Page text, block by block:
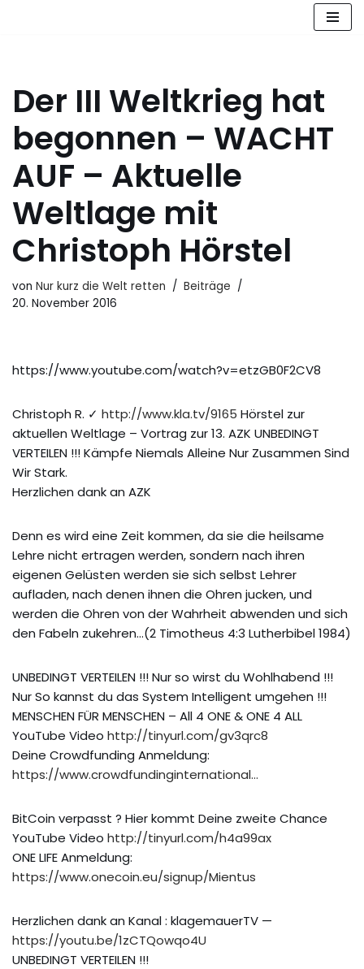
Der III Weltkrieg hat
begonnen – WACHT
AUF – Aktuelle
Weltlage mit
Christoph Hörstel
von Nur kurz die Welt retten
Beiträge
20. November 2016
https://www.youtube.com/watch?v=etzGB0F2CV8
Christoph R. ✓ http://www.kla.tv/9165 Hörstel zur
aktuellen Weltlage – Vortrag zur 13. AZK UNBEDINGT
VERTEILEN !!! Kämpfe Niemals Alleine Nur Zusammen Sind
Wir Stark.
Herzlichen dank an AZK
Denn es wird eine Zeit kommen, da sie die heilsame
Lehre nicht ertragen werden, sondern nach ihren
eigenen Gelüsten werden sie sich selbst Lehrer
aufladen, nach denen ihnen die Ohren jucken, und
werden die Ohren von der Wahrheit abwenden und sich
den Fabeln zukehren…(2 Timotheus 4:3 Lutherbibel 1984)
UNBEDINGT VERTEILEN !!! Nur so wirst du Wohlhabend !!!
Nur So kannst du das System Intelligent umgehen !!!
MENSCHEN FÜR MENSCHEN – All 4 ONE & ONE 4 ALL
YouTube Video http://tinyurl.com/gv3qrc8
Deine Crowdfunding Anmeldung:
https://www.crowdfundinginternational…
BitCoin verpasst ? Hier kommt Deine zweite Chance
YouTube Video http://tinyurl.com/h4a99ax
ONE LIFE Anmeldung:
https://www.onecoin.eu/signup/Mientus
Herzlichen dank an Kanal : klagemauerTV —
https://youtu.be/1zCTQowqo4U
UNBEDINGT VERTEILEN !!!